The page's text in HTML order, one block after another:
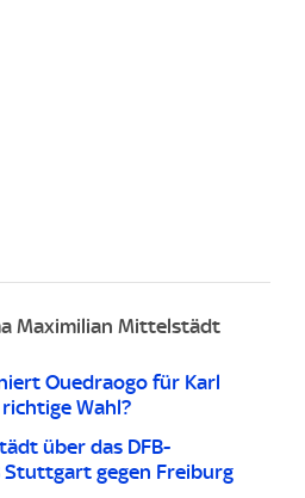
Maximilian Mittelstädt
Ouedraogo für Karl
Wahl?
über das DFB-
Stuttgart gegen Freiburg